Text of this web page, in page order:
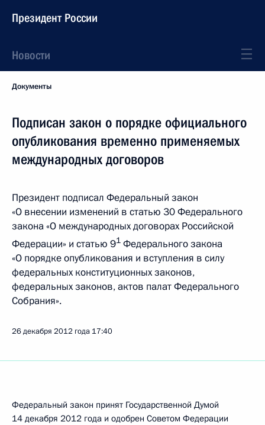
Президент России
Новости
Документы
Подписан закон о порядке официального
опубликования временно применяемых
международных договоров
Президент подписал Федеральный закон
«О внесении изменений в статью 30 Федерального
закона «О международных договорах Российской
Федерации» и статью 91 Федерального закона
«О порядке опубликования и вступления в силу
федеральных конституционных законов,
федеральных законов, актов палат Федерального
Собрания».
26 декабря 2012 года 17:40
Федеральный закон принят Государственной Думой
14 декабря 2012 года и одобрен Советом Федерации